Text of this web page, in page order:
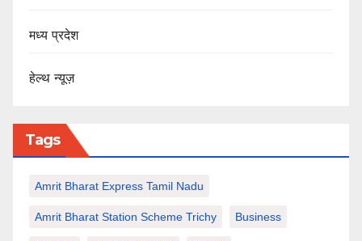
मध्य प्रदेश
हेल्थ न्यूज़
Tags
Amrit Bharat Express Tamil Nadu
Amrit Bharat Station Scheme Trichy Business